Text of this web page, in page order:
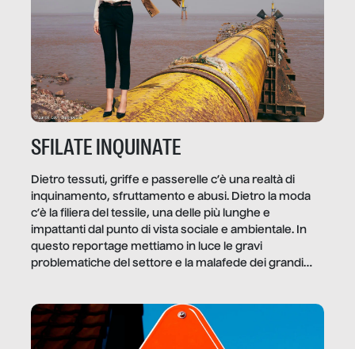
SFILATE INQUINATE
Dietro tessuti, griffe e passerelle c’è una realtà di
inquinamento, sfruttamento e abusi. Dietro la moda
c’è la filiera del tessile, una delle più lunghe e
impattanti dal punto di vista sociale e ambientale. In
questo reportage mettiamo in luce le gravi
problematiche del settore e la malafede dei grandi